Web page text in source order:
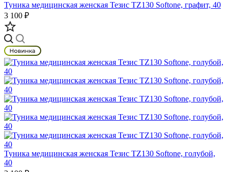
Туника медицинская женская Тезис TZ130 Softone, графит, 40
3 100 ₽
Туника медицинская женская Тезис TZ130 Softone, голубой,
40